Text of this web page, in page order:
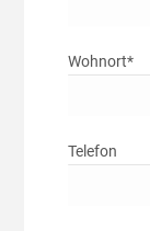
Wohnort*
Telefon